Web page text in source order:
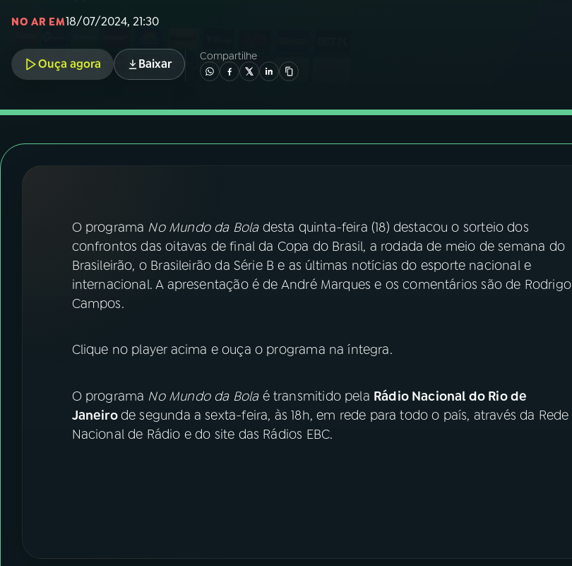
ACOMPANHE A RÁDIO NACIONAL
YouTube Facebook
Instagram
NO AR EM18/07/2024, 21:30
Ouça agora Baixar
Compartilhe
O programa No Mundo da Boladesta quinta-feira (18) destacou o sorteio dos
confrontos das oitavas de final da Copa do Brasil, a rodada de meio de semana do
Brasileirão, o Brasileirão da Série B e as últimas notícias do esporte nacional e
internacional. A apresentação é de André Marques e os comentários são de Rodrigo
Campos.
Clique no player acima e ouça o programa na íntegra.
O programa No Mundo da Bolaé transmitido pela Rádio Nacional do Rio de
Janeirode segunda a sexta-feira, às 18h, em rede para todo o país, através da Rede
Nacional de Rádio e do site das Rádios EBC.